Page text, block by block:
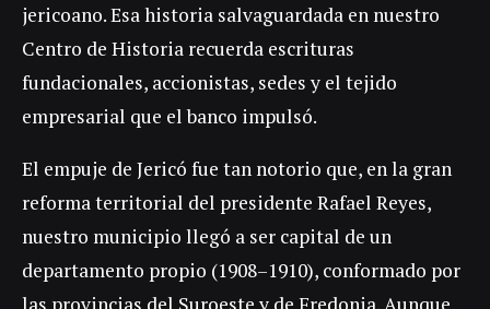
jericoano. Esa historia salvaguardada en nuestro
Centro de Historia recuerda escrituras
fundacionales, accionistas, sedes y el tejido
empresarial que el banco impulsó.
El empuje de Jericó fue tan notorio que, en la gran
reforma territorial del presidente Rafael Reyes,
nuestro municipio llegó a ser capital de un
departamento propio (1908–1910), conformado por